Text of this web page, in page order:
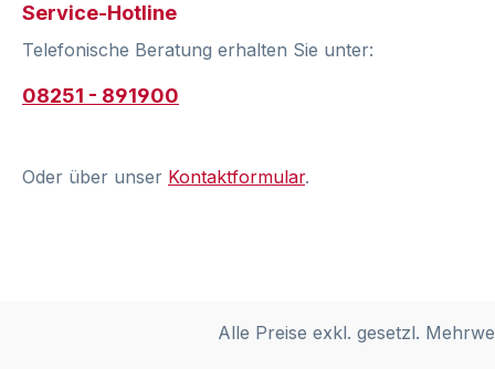
Service-Hotline
Telefonische Beratung erhalten Sie unter:
08251 - 891900
Oder über unser Kontaktformular.
Alle Preise exkl. gesetzl.